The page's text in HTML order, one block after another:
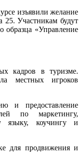
изъявили желание
25. Участникам будут
образца «Управление
кадров в туризме.
местных игроков
и предоставление
по маркетингу,
языку, коучингу и
для продвижения и